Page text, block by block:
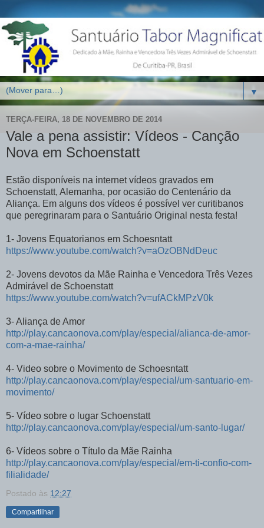
▼
TERÇA-FEIRA, 18 DE NOVEMBRO DE 2014
Vale a pena assistir: Vídeos - Canção
Nova em Schoenstatt
Estão disponíveis na internet vídeos gravados em
Schoenstatt, Alemanha, por ocasião do Centenário da
Aliança. Em alguns dos vídeos é possível ver curitibanos
que peregrinaram para o Santuário Original nesta festa!
1- Jovens Equatorianos em Schoesntatt
https://www.youtube.com/watch?v=aOzOBNdDeuc
2- Jovens devotos da Mãe Rainha e Vencedora Três Vezes
Admirável de Schoenstatt
https://www.youtube.com/watch?v=ufACkMPzV0k
3- Aliança de Amor
http://play.cancaonova.com/play/especial/alianca-de-amor-
com-a-mae-rainha/
4- Video sobre o Movimento de Schoesntatt
http://play.cancaonova.com/play/especial/um-santuario-em-
movimento/
5- Vídeo sobre o lugar Schoenstatt
http://play.cancaonova.com/play/especial/um-santo-lugar/
6- Vídeos sobre o Título da Mãe Rainha
http://play.cancaonova.com/play/especial/em-ti-confio-com-
filialidade/
Postado às 12:27
Compartilhar